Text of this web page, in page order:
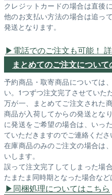
クレジットカードの場合は直後
他のお支払い方法の場合は追っ
発送となります。
電話でのご注文も可能！
まとめてのご注文について
予約商品・取寄商品については
い。1つずつ注文完了させていた
万が一、まとめてご注文された
商品が入荷してからの発送とな
に発送をご希望の場合は、いっ
ていただきますのでご連絡くださ
在庫商品のみのご注文の場合は
いします。
誤って注文完了してしまった場
たまたま同時期となった場合など
同梱処理についてはこちら